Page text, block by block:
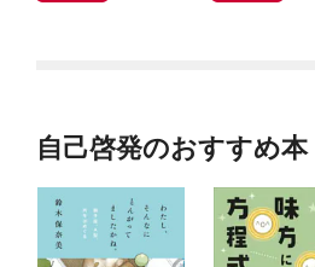
自己啓発のおすすめ本